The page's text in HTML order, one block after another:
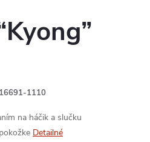
16691-1110
na háčik a slučku
Detailné